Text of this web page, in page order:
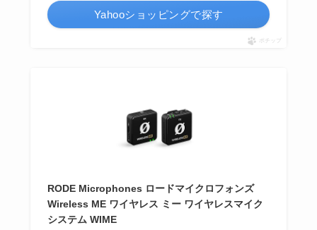
Yahooショッピングで探す
ポチップ
RODE Microphones ロードマイクロフォンズ
Wireless ME ワイヤレス ミー ワイヤレスマイク
システム WIME